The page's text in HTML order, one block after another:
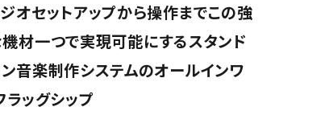
トランペット
フルート・ピッコロ
クラリネット
その他木管
その他金管
中古管楽器
オセットアップから操作までこの強
材一つで実現可能にするスタンド
音楽制作システムのオールインワ
ラッグシップ